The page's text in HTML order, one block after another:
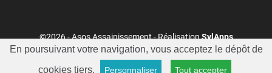
En poursuivant votre navigation, vous acceptez le dépôt de
cookies tiers.
Personnaliser Tout accepter
©2026 - Asos Assainissement - RéalisationSylApps
Conditions générales
Mentions légales